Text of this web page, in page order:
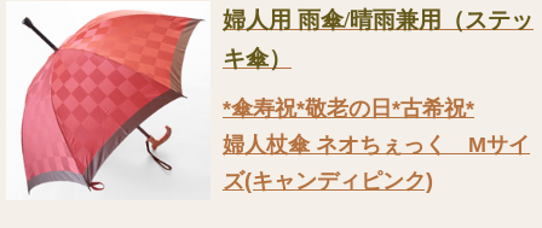
婦人用 雨傘/晴雨兼用（ステッ
キ傘）
*傘寿祝*敬老の日*古希祝*
婦人杖傘 ネオちぇっく Mサイ
ズ(キャンディピンク)